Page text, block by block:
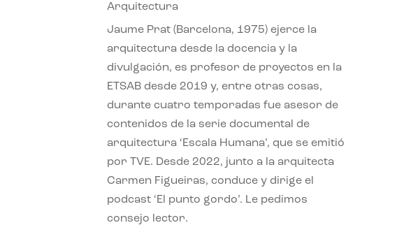
Arquitectura
Jaume Prat (Barcelona, 1975) ejerce la
arquitectura desde la docencia y la
divulgación, es profesor de proyectos en la
ETSAB desde 2019 y, entre otras cosas,
durante cuatro temporadas fue asesor de
contenidos de la serie documental de
arquitectura ‘Escala Humana’, que se emitió
por TVE. Desde 2022, junto a la arquitecta
Carmen Figueiras, conduce y dirige el
podcast ‘El punto gordo’. Le pedimos
consejo lector.